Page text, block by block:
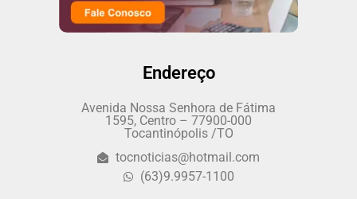
Endereço
Avenida Nossa Senhora de Fátima
1595, Centro – 77900-000
Tocantinópolis /TO
tocnoticias@hotmail.com
(63)9.9957-1100